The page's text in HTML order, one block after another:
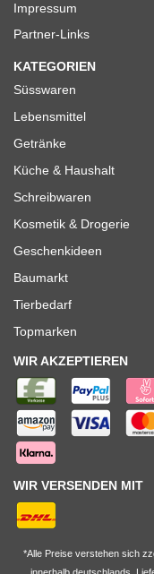
Impressum
Partner-Links
KATEGORIEN
Süsswaren
Lebensmittel
Getränke
Küche & Haushalt
Schreibwaren
Kosmetik & Drogerie
Geschenkideen
Baumarkt
Tierbedarf
Topmarken
WIR AKZEPTIEREN
WIR VERSENDEN MIT
*Alle Preise verstehen sich
innerhalb deutschlands,